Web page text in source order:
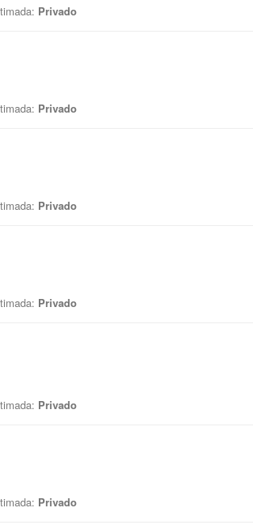
Privado
Privado
Privado
Privado
Privado
Privado